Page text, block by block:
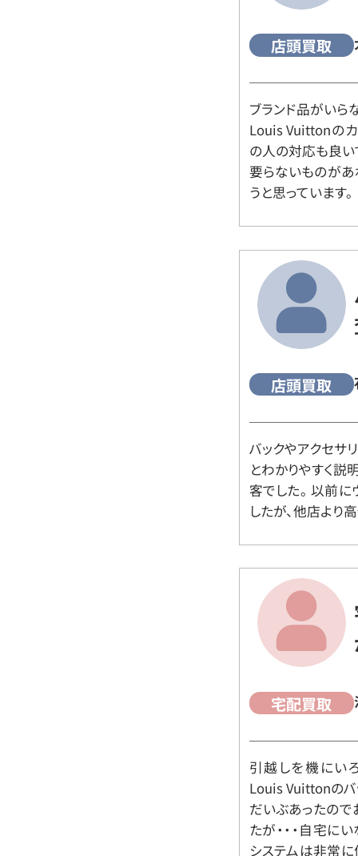
店頭買取
ブランド品がいら
Louis Vuittonの
の人の対応も良い
要らないものがあ
うと思っています。
店頭買取
バックやアクセサ
とわかりやすく説
客でした。 以前
したが、他店より
宅配買取
引越しを機にい
Louis Vuittonのバ
だいぶあったので
たが・・・自宅に
システムは非常に